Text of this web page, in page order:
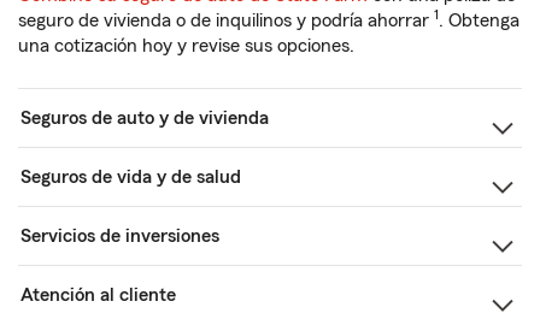
seguro de vivienda o de inquilinos y podría ahorrar 1. Obtenga
una cotización hoy y revise sus opciones.
Seguros de auto y de vivienda
Seguros de vida y de salud
Servicios de inversiones
Atención al cliente